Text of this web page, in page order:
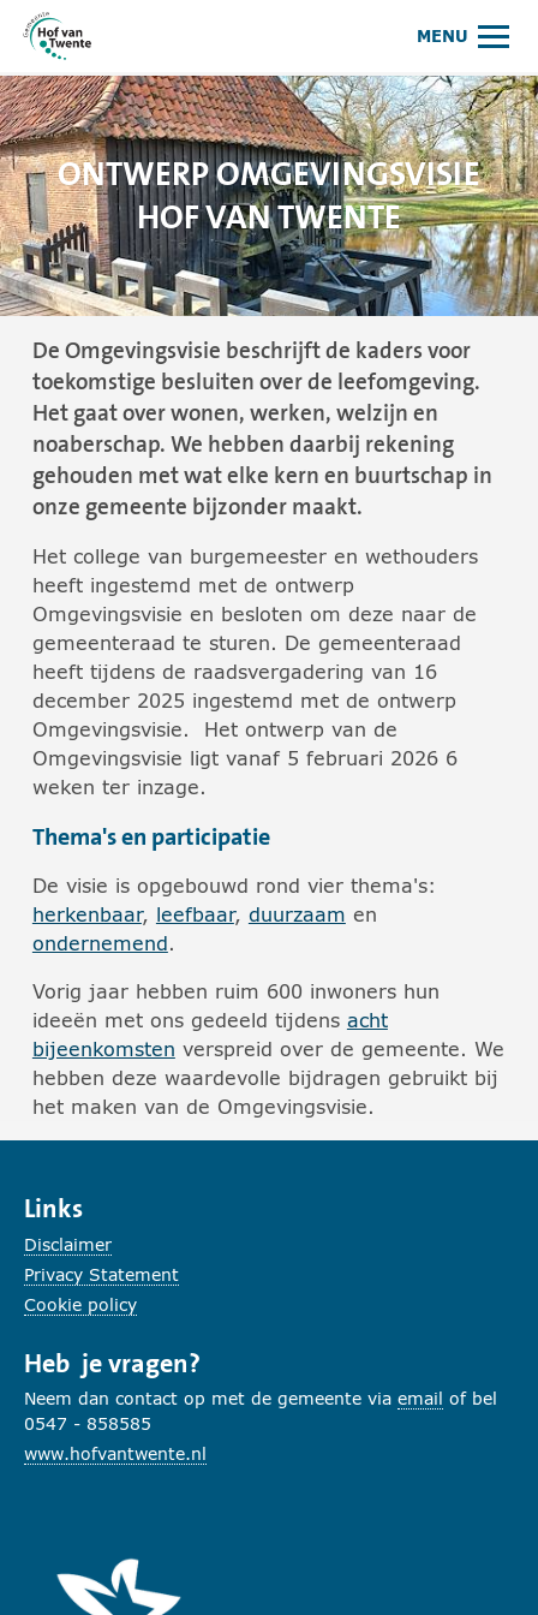
Omgevingsvisie Hof van Twente
MENU
ONTWERP OMGEVINGSVISIE
HOF VAN TWENTE
De Omgevingsvisie beschrijft de kaders voor
toekomstige besluiten over de leefomgeving.
Het gaat over wonen, werken, welzijn en
noaberschap. We hebben daarbij rekening
gehouden met wat elke kern en buurtschap in
onze gemeente bijzonder maakt.
Het college van burgemeester en wethouders
heeft ingestemd met de ontwerp
Omgevingsvisie en besloten om deze naar de
gemeenteraad te sturen. De gemeenteraad
heeft tijdens de raadsvergadering van 16
december 2025 ingestemd met de ontwerp
Omgevingsvisie. Het ontwerp van de
Omgevingsvisie ligt vanaf 5 februari 2026 6
weken ter inzage.
Thema's en participatie
De visie is opgebouwd rond vier thema's:
herkenbaar, leefbaar, duurzaam en
ondernemend.
Vorig jaar hebben ruim 600 inwoners hun
ideeën met ons gedeeld tijdens acht
bijeenkomsten verspreid over de gemeente. We
hebben deze waardevolle bijdragen gebruikt bij
het maken van de Omgevingsvisie.
Links
Disclaimer
Privacy Statement
Cookie policy
Heb je vragen?
Neem dan contact op met de gemeente via email of bel
0547 - 858585
www.hofvantwente.nl